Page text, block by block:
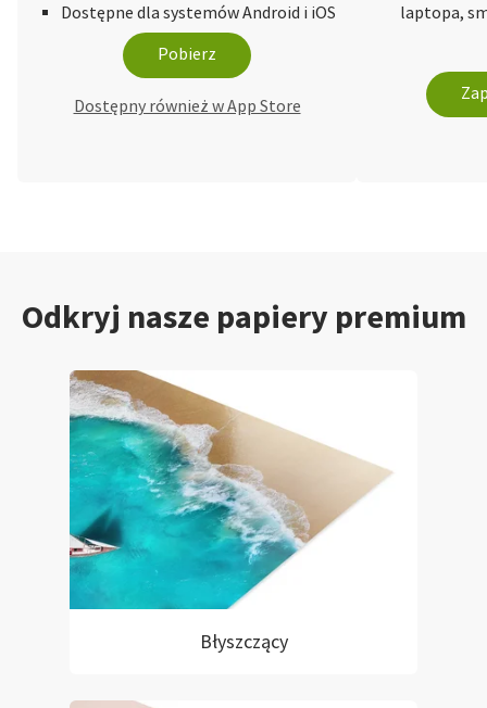
Dostępne dla systemów Android i iOS
Pobierz
Dostępny również w App Store
laptopa,
Odkryj nasze papiery premium
Błyszczący